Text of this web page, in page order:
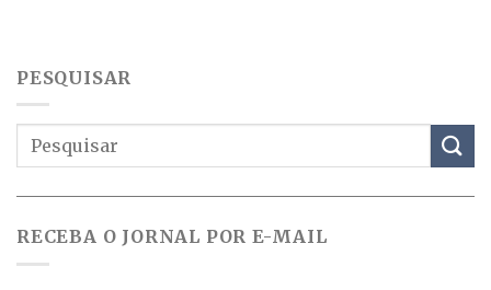
PESQUISAR
RECEBA O JORNAL POR E-MAIL